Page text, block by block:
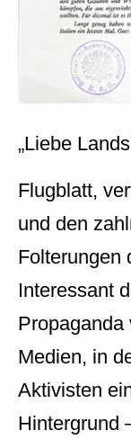
„Liebe
Flugblatt,
und den
Folterungen
Interessant
Propaganda
Medien, in
Aktivisten
Hintergrund